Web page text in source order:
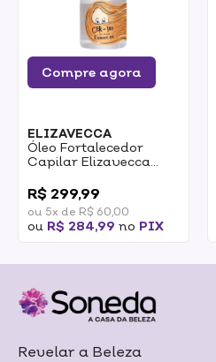
Compre agora
ELIZAVECCA
Óleo Fortalecedor
Capilar Elizavecca
Essence Oil 100ml
R$ 299,99
ou 5x de R$ 60,00
ou R$ 284,99 no PIX
Revelar a Beleza